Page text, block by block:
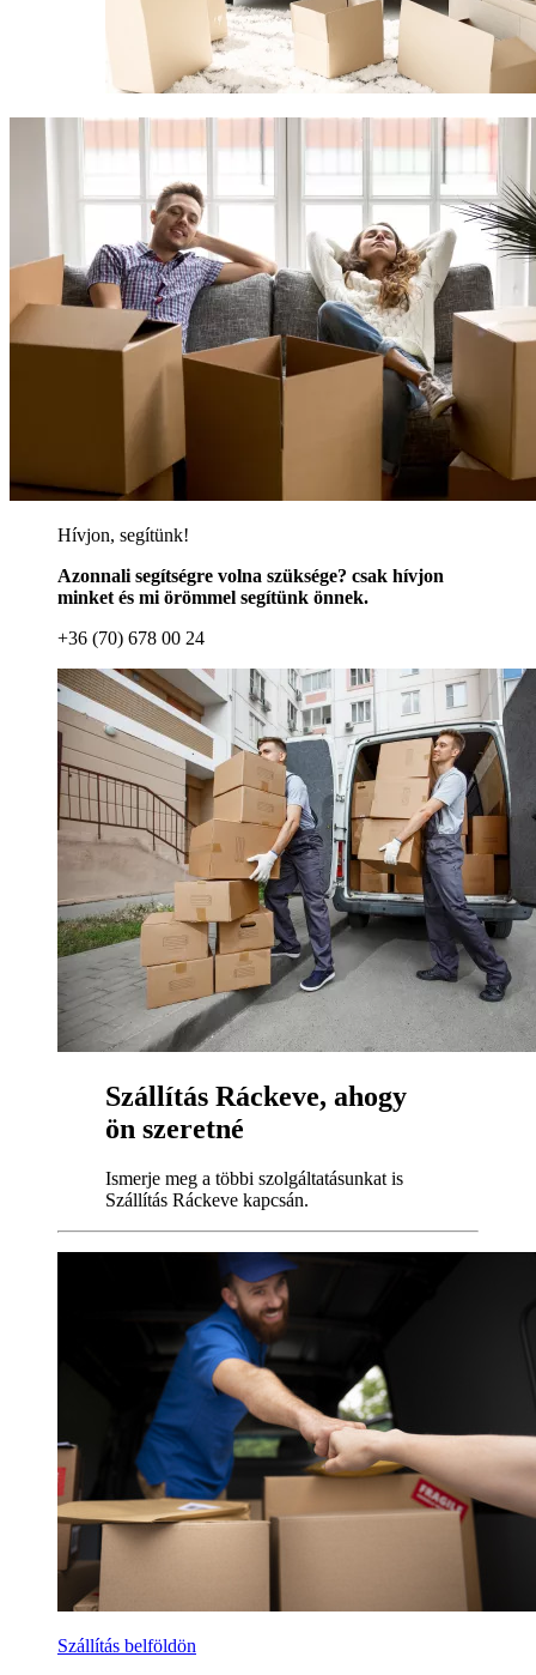
Hívjon, segítünk!
Azonnali segítségre volna szüksége? csak hívjon
minket és mi örömmel segítünk önnek.
+36 (70) 678 00 24
Szállítás Ráckeve, ahogy
ön szeretné
Ismerje meg a többi szolgáltatásunkat is
Szállítás Ráckeve kapcsán.
Szállítás belföldön